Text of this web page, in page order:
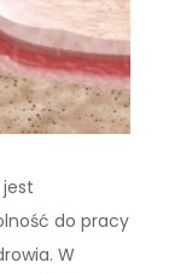
jest
do pracy
W